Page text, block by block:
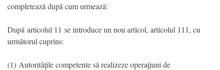
completează după cum urmează:
După articolul 11 se introduce un nou articol, articolul 111, cu
următorul cuprins:
(1) Autorităţile competente să realizeze operaţiuni de